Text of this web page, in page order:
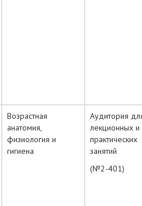
Возрастная
анатомия,
физиология и
гигиена
Аудитория
лекционных и
практических
занятий
(№2-401)